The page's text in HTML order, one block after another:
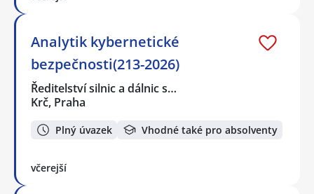
Analytik kybernetické
bezpečnosti(213-2026)
Ředitelství silnic a dálnic s…
Krč, Praha
Plný úvazek Vhodné také pro absolventy
včerejší